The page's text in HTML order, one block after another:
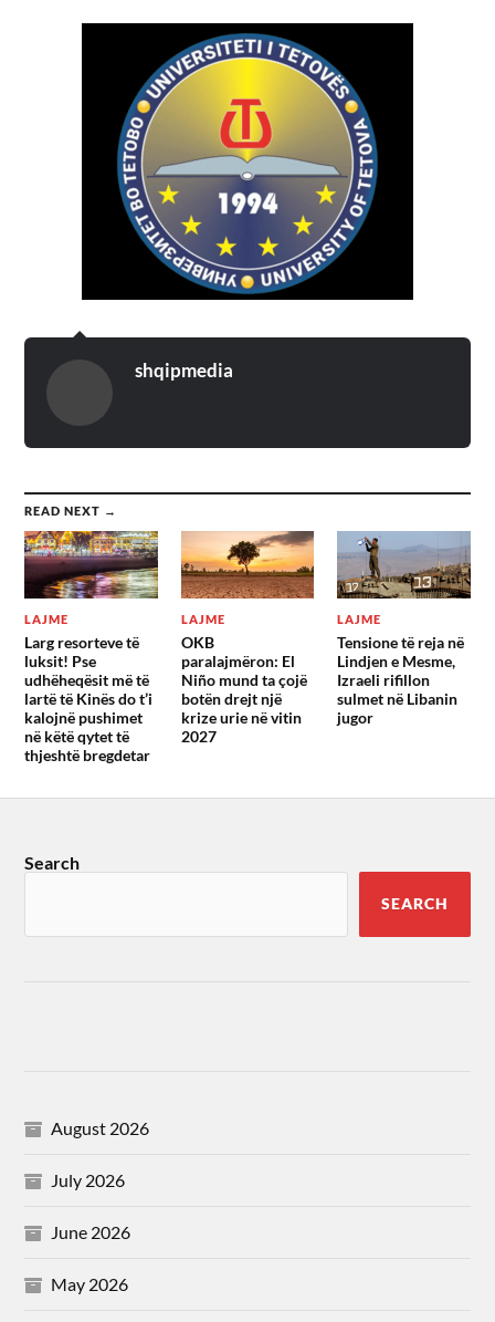
shqipmedia
READ NEXT →
LAJME
Larg resorteve të
luksit! Pse
udhëheqësit më të
lartë të Kinës do t’i
kalojnë pushimet
në këtë qytet të
thjeshtë bregdetar
LAJME
OKB
paralajmëron: El
Niño mund ta çojë
botën drejt një
krize urie në vitin
2027
LAJME
Tensione të reja në
Lindjen e Mesme,
Izraeli rifillon
sulmet në Libanin
jugor
Search
SEARCH
August 2026
July 2026
June 2026
May 2026